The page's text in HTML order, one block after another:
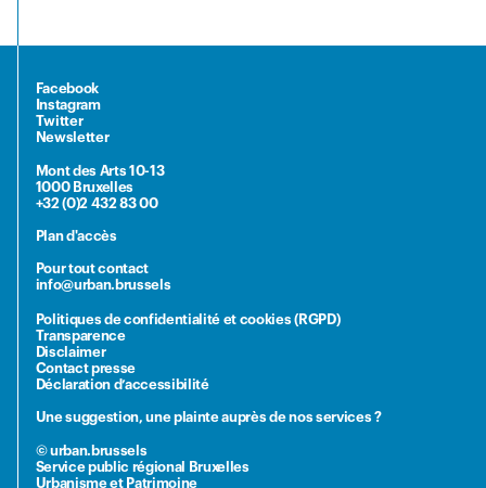
Facebook
Instagram
Twitter
Newsletter
Mont des Arts 10-13
1000 Bruxelles
+32 (0)2 432 83 00
Plan d'accès
Pour tout contact
info@urban.brussels
Politiques de confidentialité et cookies (RGPD)
Transparence
Disclaimer
Contact presse
Déclaration d’accessibilité
Une suggestion, une plainte auprès de nos services ?
© urban.brussels
Service public régional Bruxelles
Urbanisme et Patrimoine